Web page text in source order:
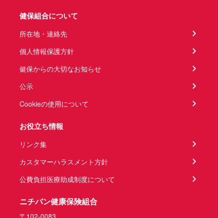
健保組合について
所在地・連絡先
個人情報保護方針
健保からの大切なお知らせ
公示
Cookieの使用について
お役立ち情報
リンク集
カスタマーハラスメント方針
公費負担医療助成制度について
ニチバン健康保険組合
〒102-0083